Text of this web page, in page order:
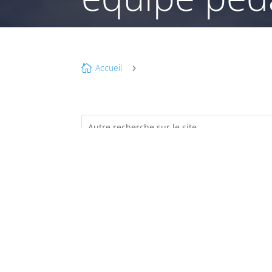
 Accueil 5